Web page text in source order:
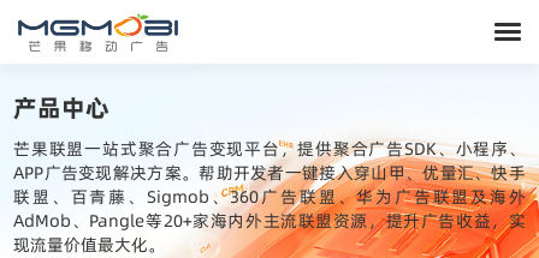
产品中心
芒果联盟一站式聚合广告变现平台，提供聚合广告SDK、小程序、
APP广告变现解决方案。帮助开发者一键接入穿山甲、优量汇、快手
联盟、百青藤、Sigmob、360广告联盟、华为广告联盟及海外
AdMob、Pangle等20+家海内外主流联盟资源，提升广告收益，实
现流量价值最大化。